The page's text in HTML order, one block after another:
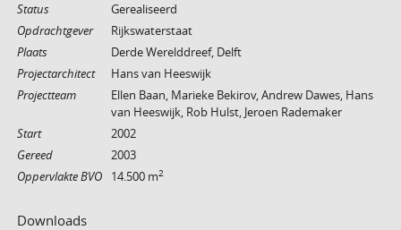
Status
Gerealiseerd
Opdrachtgever
Rijkswaterstaat
Plaats
Derde Werelddreef, Delft
Projectarchitect
Hans van Heeswijk
Projectteam
Ellen Baan, Marieke Bekirov, Andrew Dawes, Hans
van Heeswijk, Rob Hulst, Jeroen Rademaker
Start
2002
Gereed
2003
Oppervlakte BVO
14.500 m2
Downloads